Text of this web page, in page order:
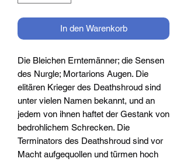
In den Warenkorb
Die Bleichen Erntemänner; die Sensen
des Nurgle; Mortarions Augen. Die
elitären Krieger des Deathshroud sind
unter vielen Namen bekannt, und an
jedem von ihnen haftet der Gestank von
bedrohlichem Schrecken. Die
Terminators des Deathshroud sind vor
Macht aufgequollen und türmen hoch